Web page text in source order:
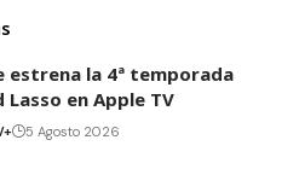
estrena la 4ª temporada
Lasso en Apple TV
5 Agosto 2026